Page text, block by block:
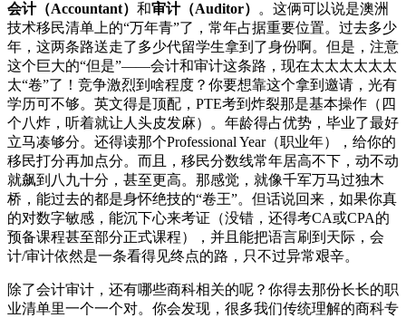
会计（Accountant） 和审计（Auditor）
。这俩可以说是澳洲
技术移民清单上的“万年青”了，常年占据重要位置。过去多少
年，这两条路送走了多少代留学生拿到了身份啊。但是，注意
这个巨大的“但是”——会计和审计这条路，现在太太太太太太
太“卷”了！竞争激烈到啥程度？你要想靠这个拿到邀请，光有
学历可不够。英文得是顶配，PTE考到炸裂那是基本操作（四
个八炸，听着就让人头皮发麻）。年龄得占优势，毕业了最好
立马凑够分。还得读那个Professional Year（职业年），给你的
移民打分再加点分。而且，移民分数线常年居高不下，动不动
就飙到八九十分，甚至更高。那感觉，就像千军万马过独木
桥，能过去的都是身怀绝技的“卷王”。但话说回来，如果你真
的对数字敏感，能沉下心来考证（没错，还得考CA或CPA的
预备课程甚至部分正式课程），并且能把语言刷到天际，会
计/审计依然是一条看得见终点的路，只不过异常艰辛。
除了会计审计，还有哪些商科相关的呢？你得去那份长长的职
业清单里一个一个对。你会发现，很多我们传统理解的商科专